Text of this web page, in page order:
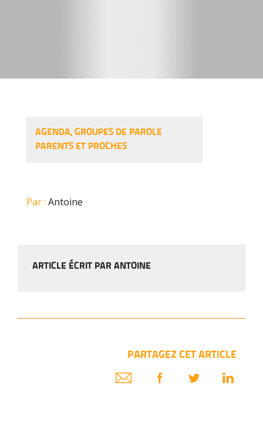
AGENDA, GROUPES DE PAROLE
PARENTS ET PROCHES
Par : Antoine
ARTICLE ÉCRIT PAR ANTOINE
PARTAGEZ CET ARTICLE